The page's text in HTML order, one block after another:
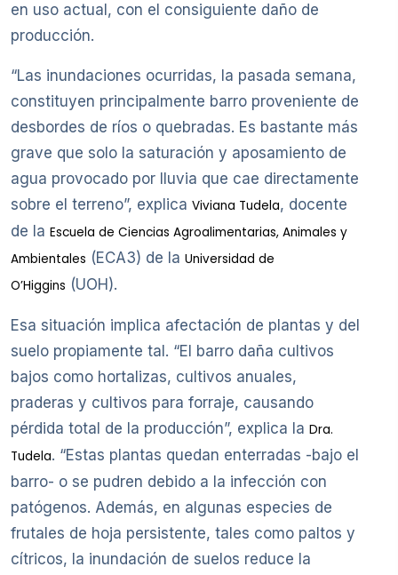
en uso actual, con el consiguiente daño de
producción.
“Las inundaciones ocurridas, la pasada semana,
constituyen principalmente barro proveniente de
desbordes de ríos o quebradas. Es bastante más
grave que solo la saturación y aposamiento de
agua provocado por lluvia que cae directamente
sobre el terreno”, explica Viviana Tudela, docente
de la Escuela de Ciencias Agroalimentarias, Animales y
Ambientales (ECA3) de la Universidad de
O’Higgins (UOH).
Esa situación implica afectación de plantas y del
suelo propiamente tal. “El barro daña cultivos
bajos como hortalizas, cultivos anuales,
praderas y cultivos para forraje, causando
pérdida total de la producción”, explica la Dra.
Tudela. “Estas plantas quedan enterradas -bajo el
barro- o se pudren debido a la infección con
patógenos. Además, en algunas especies de
frutales de hoja persistente, tales como paltos y
cítricos, la inundación de suelos reduce la